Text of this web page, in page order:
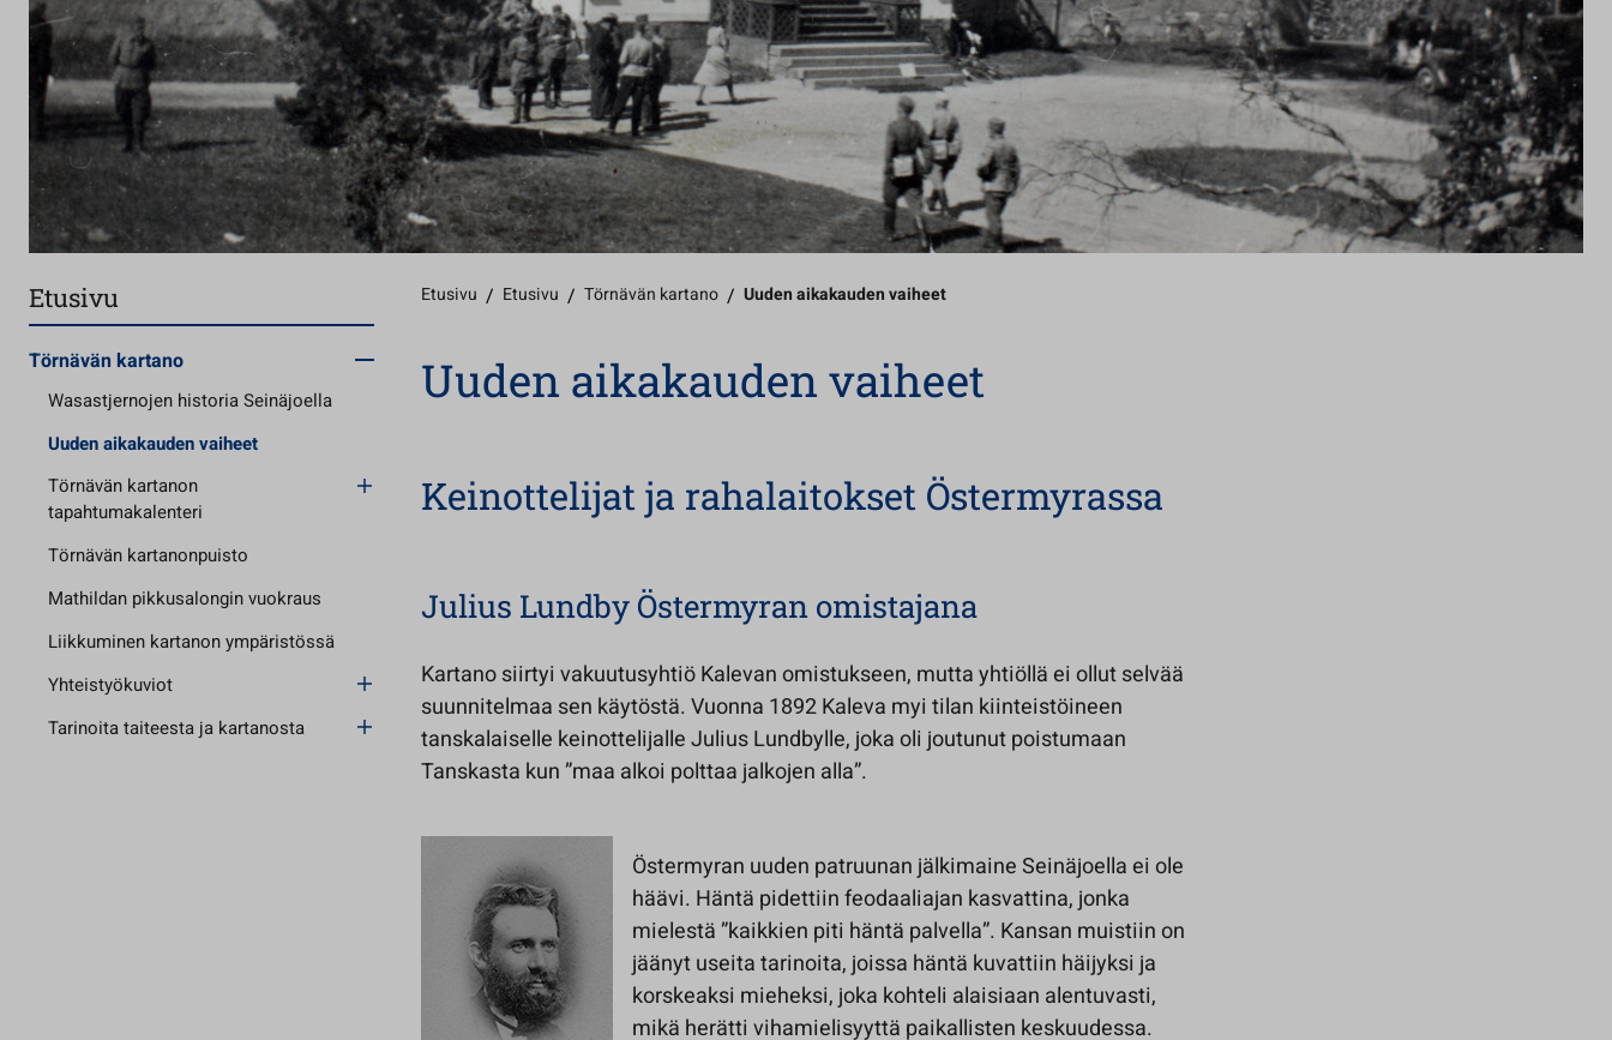
Etusivu
Törnävän kartano
Wasastjernojen historia Seinäjoella
Uuden aikakauden vaiheet
Törnävän kartanon
tapahtumakalenteri
Törnävän kartanonpuisto
Mathildan pikkusalongin vuokraus
Liikkuminen kartanon ympäristössä
Yhteistyökuviot
Tarinoita taiteesta ja kartanosta
Etusivu / Etusivu / Törnävän kartano / Uuden aikakauden vaiheet
Uuden aikakauden vaiheet
Keinottelijat ja rahalaitokset Östermyrassa
Julius Lundby Östermyran omistajana
Kartano siirtyi vakuutusyhtiö Kalevan omistukseen, mutta yhtiöllä ei ollut selvää
suunnitelmaa sen käytöstä. Vuonna 1892 Kaleva myi tilan kiinteistöineen
tanskalaiselle keinottelijalle Julius Lundbylle, joka oli joutunut poistumaan
Tanskasta kun ”maa alkoi polttaa jalkojen alla”.
Östermyran uuden patruunan jälkimaine Seinäjoella ei ole
häävi. Häntä pidettiin feodaaliajan kasvattina, jonka
mielestä ”kaikkien piti häntä palvella”. Kansan muistiin on
jäänyt useita tarinoita, joissa häntä kuvattiin häijyksi ja
korskeaksi mieheksi, joka kohteli alaisiaan alentuvasti,
mikä herätti vihamielisyyttä paikallisten keskuudessa.